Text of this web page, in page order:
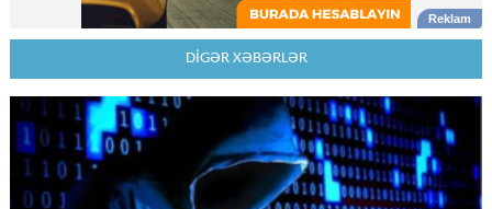
DİGƏR XƏBƏRLƏR